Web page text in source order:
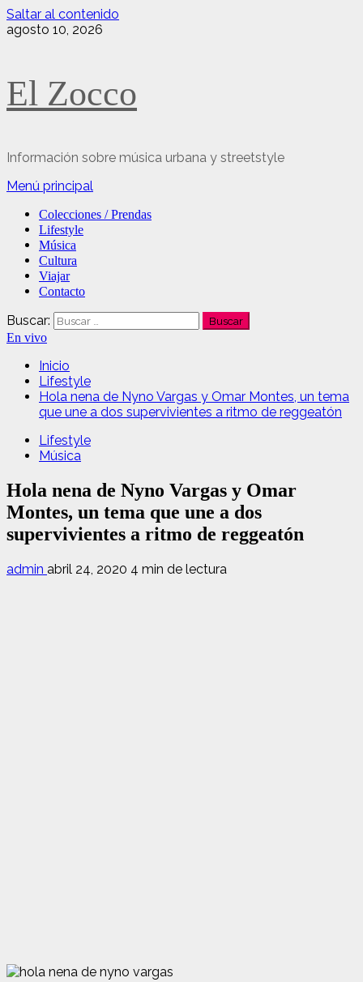
Saltar al contenido
agosto 10, 2026
El Zocco
Información sobre música urbana y streetstyle
Menú principal
Colecciones / Prendas
Lifestyle
Música
Cultura
Viajar
Contacto
Buscar:
En vivo
Inicio
Lifestyle
Hola nena de Nyno Vargas y Omar Montes, un tema
que une a dos supervivientes a ritmo de reggeatón
Lifestyle
Música
Hola nena de Nyno Vargas y Omar
Montes, un tema que une a dos
supervivientes a ritmo de reggeatón
admin abril 24, 2020 4 min de lectura